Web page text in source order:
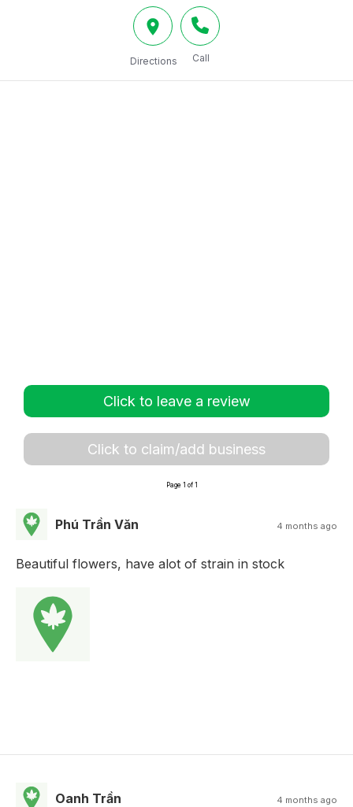
Directions Call
Click to leave a review
Click to claim/add business
Page 1 of 1
Phú Trần Văn 4 months ago
Beautiful flowers, have alot of strain in stock
Oanh Trần 4 months ago